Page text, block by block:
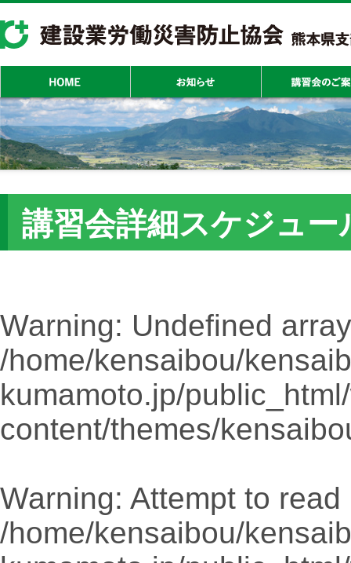
講習会詳細スケジュー
Warning: Undefined
/home/kensaibou/
kumamoto.jp/
content/themes/
Warning: Attempt to
/home/kensaibou/